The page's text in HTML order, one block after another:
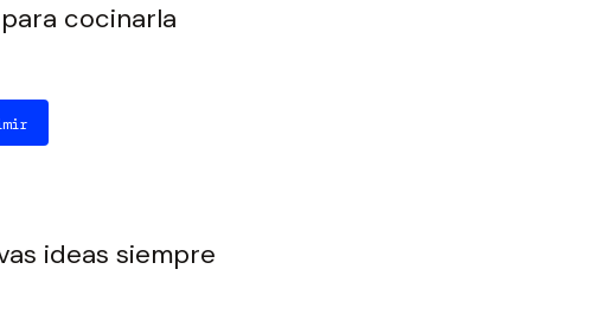
cocinarla
ideas siempre